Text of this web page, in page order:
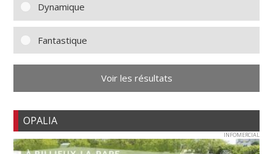
Dynamique
Fantastique
Voir les résultats
OPALIA
INFOMERCIAL